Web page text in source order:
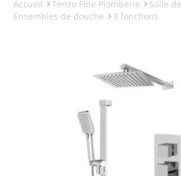
Accueil Tenzo Fine Plomberie Salle
Ensembles de douche
3 fonctions